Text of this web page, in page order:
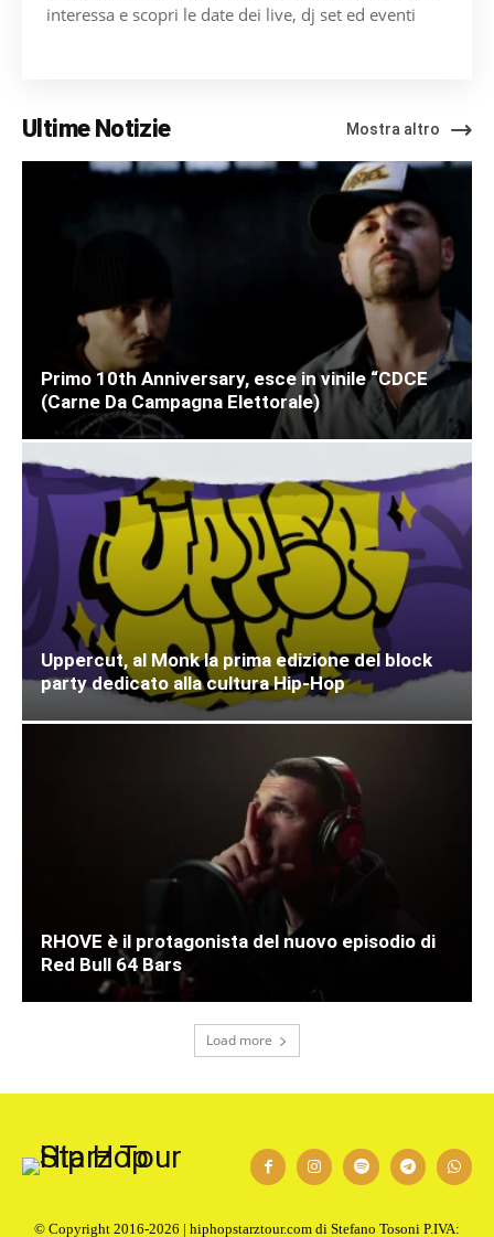
interessa e scopri le date dei live, dj set ed eventi
Ultime Notizie Mostra altro
Primo 10th Anniversary, esce in vinile “CDCE
(Carne Da Campagna Elettorale)
Uppercut, al Monk la prima edizione del block
party dedicato alla cultura Hip-Hop
RHOVE è il protagonista del nuovo episodio di
Red Bull 64 Bars
Load more
© Copyright 2016-2026 | hiphopstarztour.com di Stefano Tosoni P.IVA: